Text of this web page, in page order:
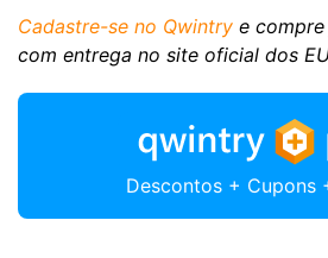
Cadastre-se no Qwintry e
com entrega no site oficial dos
Descontos + Cupons